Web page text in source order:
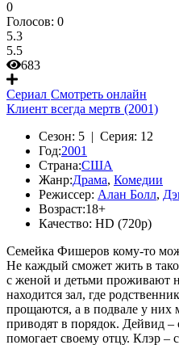
0
Голосов: 0
5.3
5.5
683
Сериал Смотреть онлайн
Клиент всегда мертв (2001)
Сезон: 5 | Серия: 12
Год:2001
Страна:США
Жанр:Драма, Комедии
Режиссер: Алан Болл,
Возраст:18+
Качество: HD (720p)
Семейка Фишеров кому-то
Не каждый сможет жить в
с женой и детьми проживают
находится зал, где
прощаются, а в подвале у них
приводят в порядок. Дейвид
помогает своему отцу. Клэр –